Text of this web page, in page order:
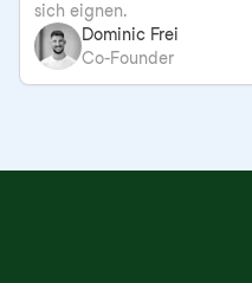
sich eignen.
Dominic Frei
Co-Founder